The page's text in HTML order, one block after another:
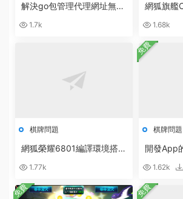
解決go包管理代理網址無法
m/go/storage@v1.10.0: Ge
1.7k
網狐旗艦
[
1.68k
棋牌問題
網狐榮耀6801編譯環境搭建
1.77k
棋牌問題
開發App
1.62k
免費
免費 免費